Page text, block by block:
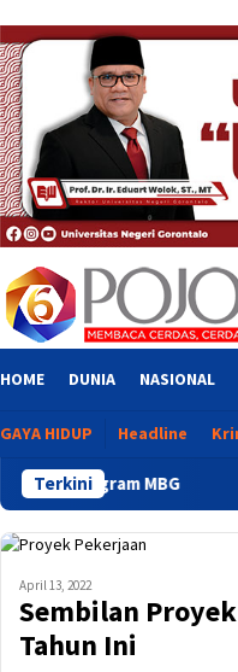
HOME DUNIA NASIONAL
GAYA HIDUP Headline
TerkiniGubernur Gusnar
April 13, 2022
Sembilan
Tahun Ini